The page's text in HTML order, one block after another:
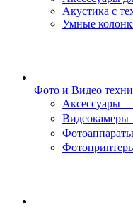
Акустика с
Умные
Фото и Видео
Аксессуары
Видеокамеры
Фотоаппараты